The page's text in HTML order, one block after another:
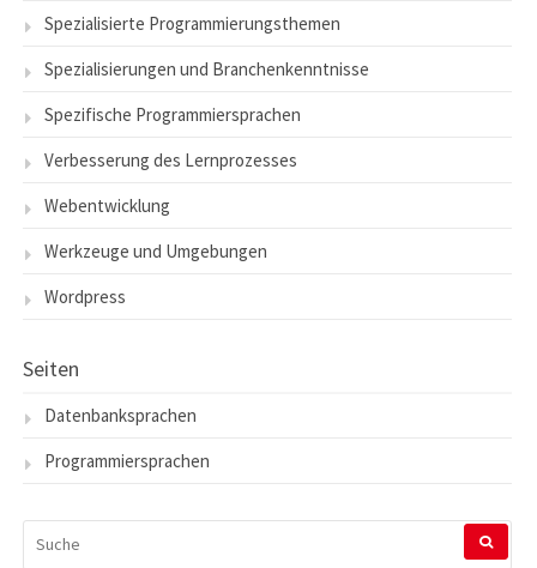
Spezialisierte Programmierungsthemen
Spezialisierungen und Branchenkenntnisse
Spezifische Programmiersprachen
Verbesserung des Lernprozesses
Webentwicklung
Werkzeuge und Umgebungen
Wordpress
Seiten
Datenbanksprachen
Programmiersprachen
NACH: